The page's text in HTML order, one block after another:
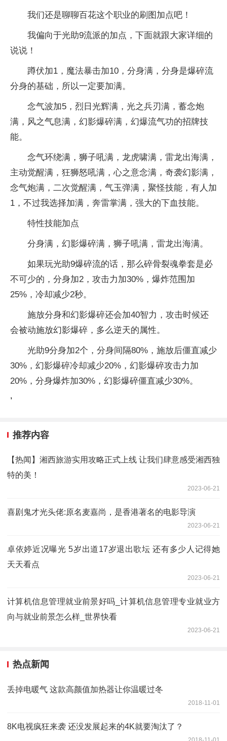
我们还是聊聊百花这个职业的刷图加点吧！
我偏向于光助9流派的加点，下面就跟大家详细的
说说！
蹲伏加1，魔法暴击加10，分身满，分身是爆碎流
分身的基础，所以一定要加满。
念气波加5，烈日光辉满，光之兵刃满，蓄念炮
满，风之气息满，幻影爆碎满，幻爆流气功的招牌技
能。
念气环绕满，狮子吼满，龙虎啸满，雷龙出海满，
主动觉醒满，狂狮怒吼满，心之意念满，奇袭幻影满，
念气炮满，二次觉醒满，气玉弹满，聚怪技能，有人加
1，不过我选择加满，奔雷掌满，强大的下血技能。
特性技能加点
分身满，幻影爆碎满，狮子吼满，雷龙出海满。
如果玩光助9爆碎流的话，那么碎骨裂魂拳套是必
不可少的，分身加2，攻击力加30%，爆炸范围加
25%，冷却减少2秒。
施放分身和幻影爆碎还会加40智力，攻击时候还
会被动施放幻影爆碎，多么逆天的属性。
光助9分身加2个，分身间隔80%，施放后僵直减少
30%，幻影爆碎冷却减少20%，幻影爆碎攻击力加
20%，分身爆炸加30%，幻影爆碎僵直减少30%。
,
推荐内容
【热闻】湘西旅游实用攻略正式上线 让我们肆意感受湘西独
特的美！
2023-06-21
喜剧鬼才光头佬:原名麦嘉尚，是香港著名的电影导演
2023-06-21
卓依婷近况曝光 5岁出道17岁退出歌坛 还有多少人记得她
天天看点
2023-06-21
计算机信息管理就业前景好吗_计算机信息管理专业就业方
向与就业前景怎么样_世界快看
2023-06-21
热点新闻
丢掉电暖气 这款高颜值加热器让你温暖过冬
2018-11-01
8K电视疯狂来袭 还没发展起来的4K就要淘汰了？